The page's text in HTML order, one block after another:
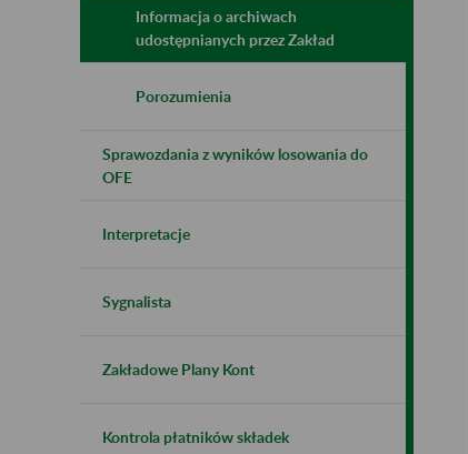
Informacja o archiwach
udostępnianych przez Zakład
Porozumienia
Sprawozdania z wyników losowania do
OFE
Interpretacje
Sygnalista
Zakładowe Plany Kont
Kontrola płatników składek